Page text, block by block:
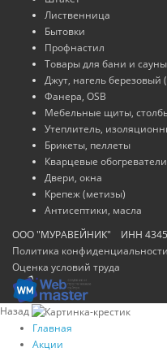
Лиственница
Бытовки
Профнастил
Товары для бани и сауны
Джут, нагель березовый
Фанера, OSB
Мебельные щиты,
Утеплитель,
Брикеты, пеллеты
Кварцевые обогреватели
Двери, окна
Крепеж (метизы)
Антисептики, масла
ООО "МУРАВЕЙНИК" ИНН
Политика конфиденциальности
Оценка условий труда
Назад
Главная
Акции